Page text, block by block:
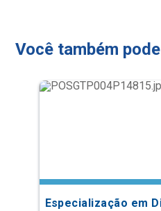
Você também
Especialização em